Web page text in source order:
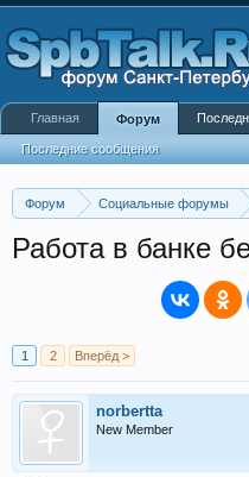
Форум Социальные форумы
Работа в банке
1 2 Вперёд >
norbertta
New Member
Главная Форум
Последние сообщения